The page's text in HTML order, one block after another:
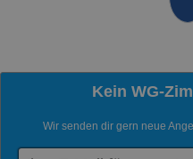
Kein WG-
Wir senden dir gern neue